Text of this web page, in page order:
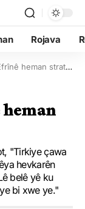
Rojava
stratejî: Mêtingerî
"Tirkiye çawa
hevkarên
belê yê ku
bi xwe ye."